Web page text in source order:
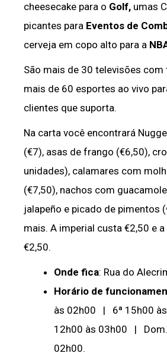
cheesecake para o Golf, umas
picantes para Eventos de
cerveja em copo alto para a
São mais de 30 televisões
mais de 60 esportes ao vivo
clientes que suporta.
Na carta você encontrará
(€7), asas de frango (€6,50),
unidades), calamares com
(€7,50), nachos com
jalapeño e picado de pimentos
mais. A imperial custa €2,50 e
€2,50.
Onde fica: Rua do
Horário de
às 02h00 | 6ª 15h00
12h00 às 03h00 |
02h00.